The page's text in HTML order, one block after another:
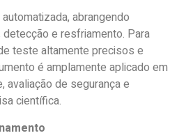
abrangendo
detecção e resfriamento. Para
teste altamente precisos e
é amplamente aplicado em
avaliação de segurança e
científica.